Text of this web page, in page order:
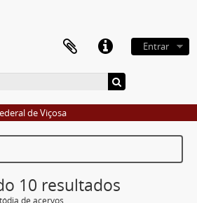
Entrar
de Viçosa
10 resultados
de acervos